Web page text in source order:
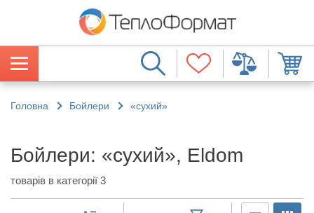
Головна Бойлери «сухий»
Бойлери: «сухий», Eldom
товарів в категорії 3